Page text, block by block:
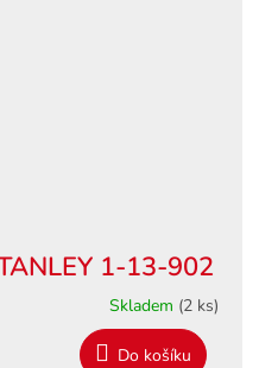
1-13-902
Skladem (2 ks)
Do košíku